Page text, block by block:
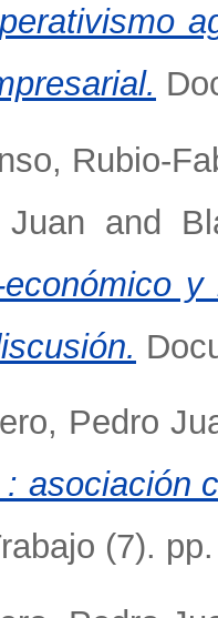
, Rubio-
and
Pedro
asociación
(7).